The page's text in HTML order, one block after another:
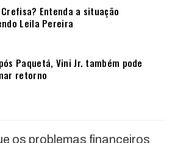
Entenda a situação
Leila Pereira
Paquetá, Vini Jr. também pode
retorno
os problemas financeiros